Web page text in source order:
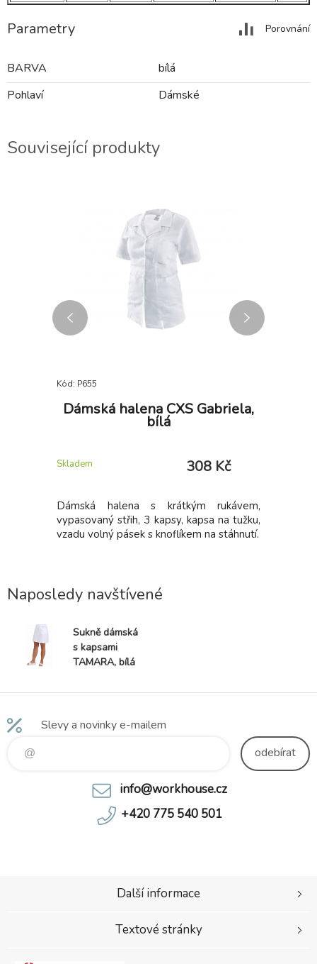
Parametry Porovnání
BARVA
bílá
Pohlaví
Dámské
Související produkty
Kód: P655
Dámská halena CXS Gabriela,
bílá
Skladem 308 Kč
Dámská halena s krátkým rukávem,
vypasovaný střih, 3 kapsy, kapsa na tužku,
vzadu volný pásek s knoflíkem na stáhnutí.
Naposledy navštívené
Sukně dámská
s kapsami
TAMARA, bílá
Slevy a novinky e-mailem
odebírat
info@workhouse.cz
+420 775 540 501
Další informace
Textové stránky